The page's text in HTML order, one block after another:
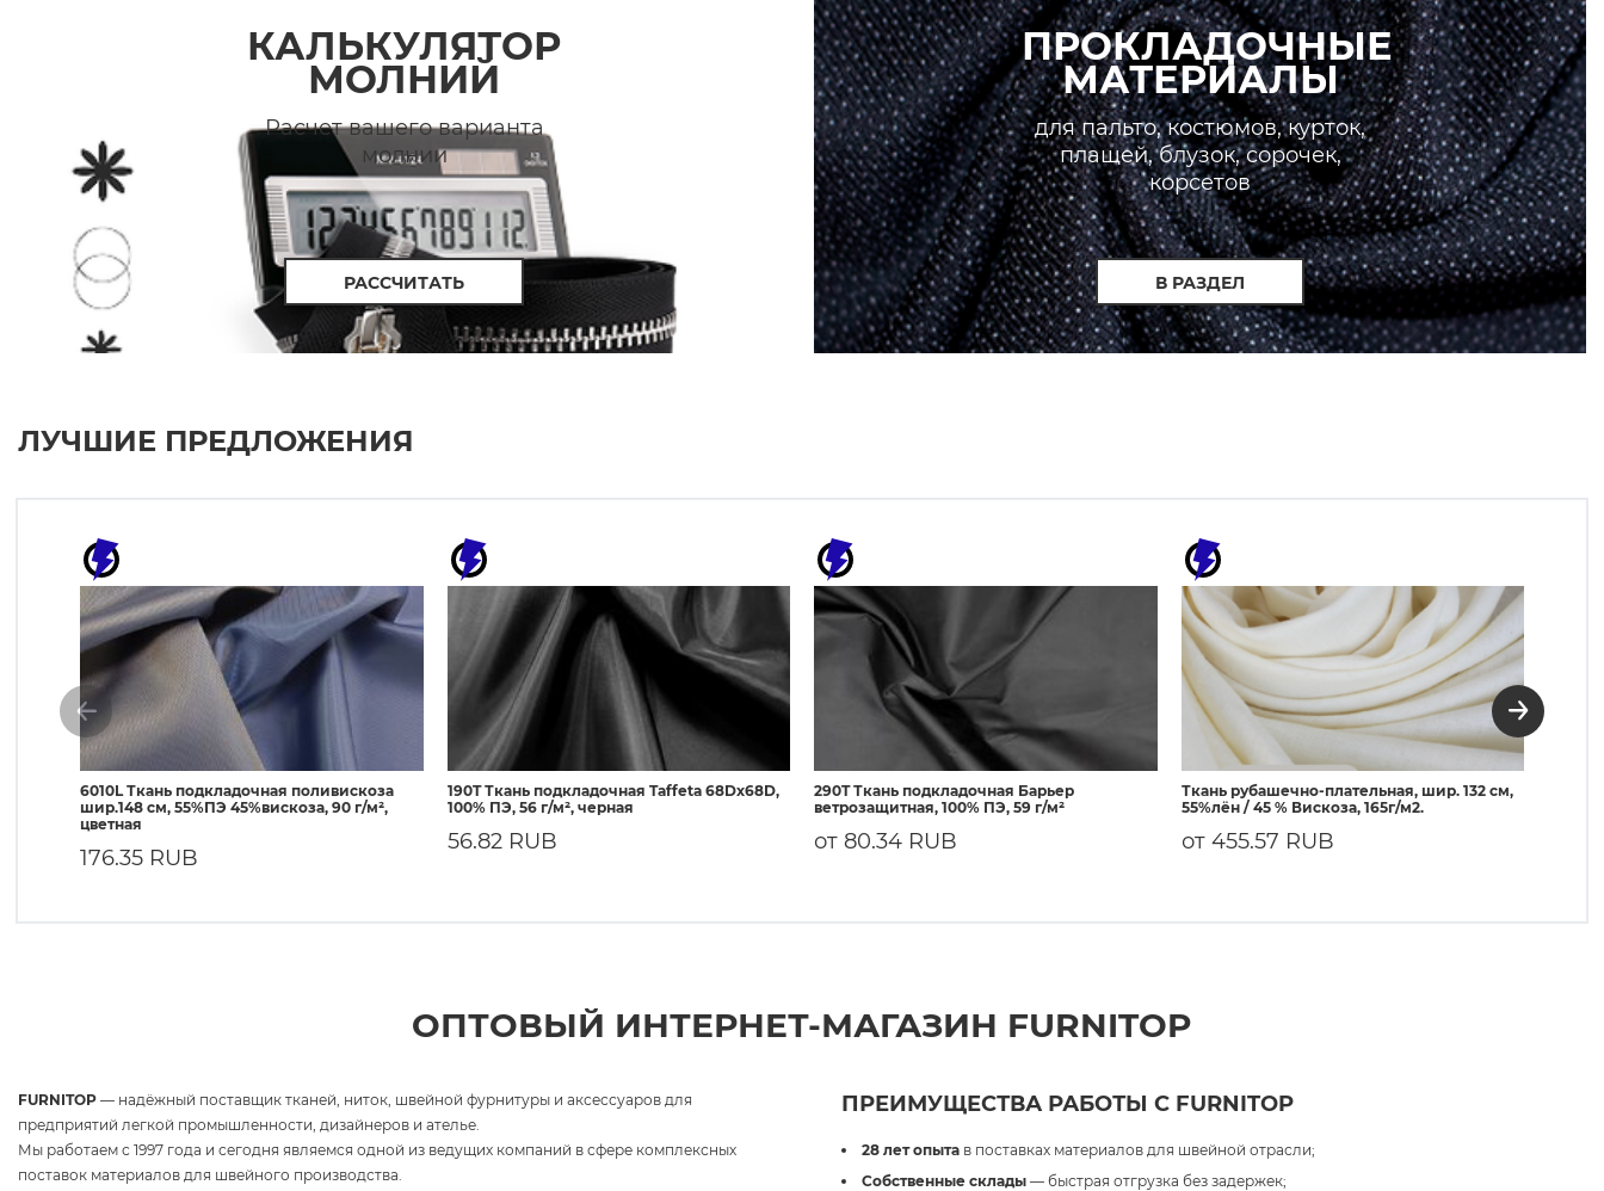
КАЛЬКУЛЯТОР
МОЛНИЙ
Расчет вашего варианта
молнии
РАССЧИТАТЬ
ПРОКЛАДОЧНЫЕ
МАТЕРИАЛЫ
для пальто, костюмов, курток,
плащей, блузок, сорочек,
корсетов
В РАЗДЕЛ
ЛУЧШИЕ ПРЕДЛОЖЕНИЯ
6010L Ткань подкладочная поливискоза
шир.148 см, 55%ПЭ 45%вискоза, 90 г/м²,
цветная
176.35 RUB
190T Ткань подкладочная Taffeta 68Dх68D,
100% ПЭ, 56 г/м², черная
56.82 RUB
290T Ткань подкладочная Барьер
ветрозащитная, 100% ПЭ, 59 г/м²
от 80.34 RUB
Ткань рубашечно-плательная, шир. 132 см,
55%лён / 45 % Вискоза, 165г/м2.
от 455.57 RUB
ОПТОВЫЙ ИНТЕРНЕТ-МАГАЗИН FURNITOP
FURNITOP — надёжный поставщик тканей, ниток, швейной фурнитуры и аксессуаров для
предприятий легкой промышленности, дизайнеров и ателье.
Мы работаем с 1997 года и сегодня являемся одной из ведущих компаний в сфере комплексных
поставок материалов для швейного производства.
ПРЕИМУЩЕСТВА РАБОТЫ С FURNITOP
28 лет опытав поставках материалов для швейной отрасли;
Собственные склады— быстрая отгрузка без задержек;